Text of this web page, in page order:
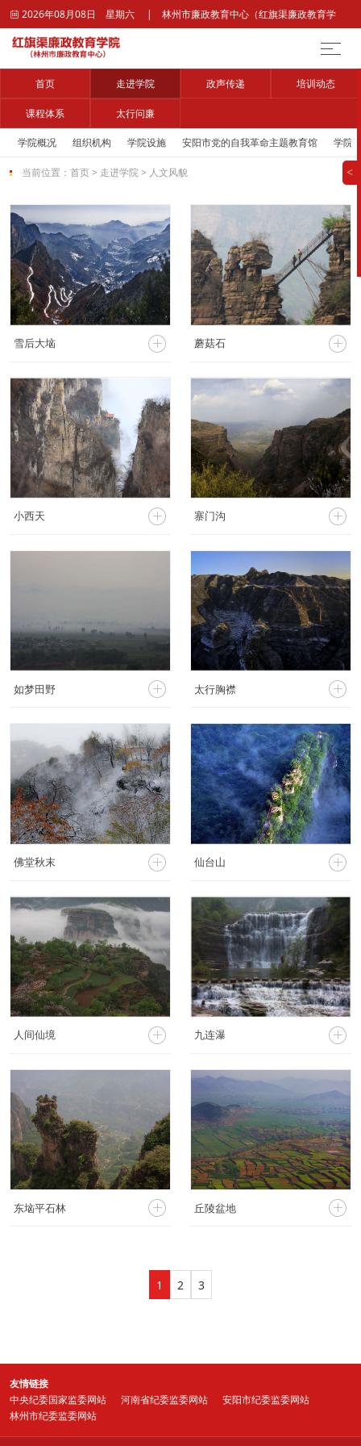
 2026年08月08日 星期六 | 林州市廉政教育中心（红旗渠廉政教育学
院）官网
首页 走进学院 政声传递 培训动态
课程体系 太行问廉
学院概况 组织机构 学院设施 安阳市党的自我革命主题教育馆 学院
当前位置： 首页> 走进学院> 人文风貌

雪后大垴 

蘑菇石 

小西天 

寨门沟 
如梦田野 

太行胸襟 

佛堂秋末 

仙台山 

人间仙境 

九连瀑 

东垴平石林 

丘陵盆地 
1 2 3
友情链接
中央纪委国家监委网站
河南省纪委监委网站
安阳市纪委监委网站
林州市纪委监委网站
>